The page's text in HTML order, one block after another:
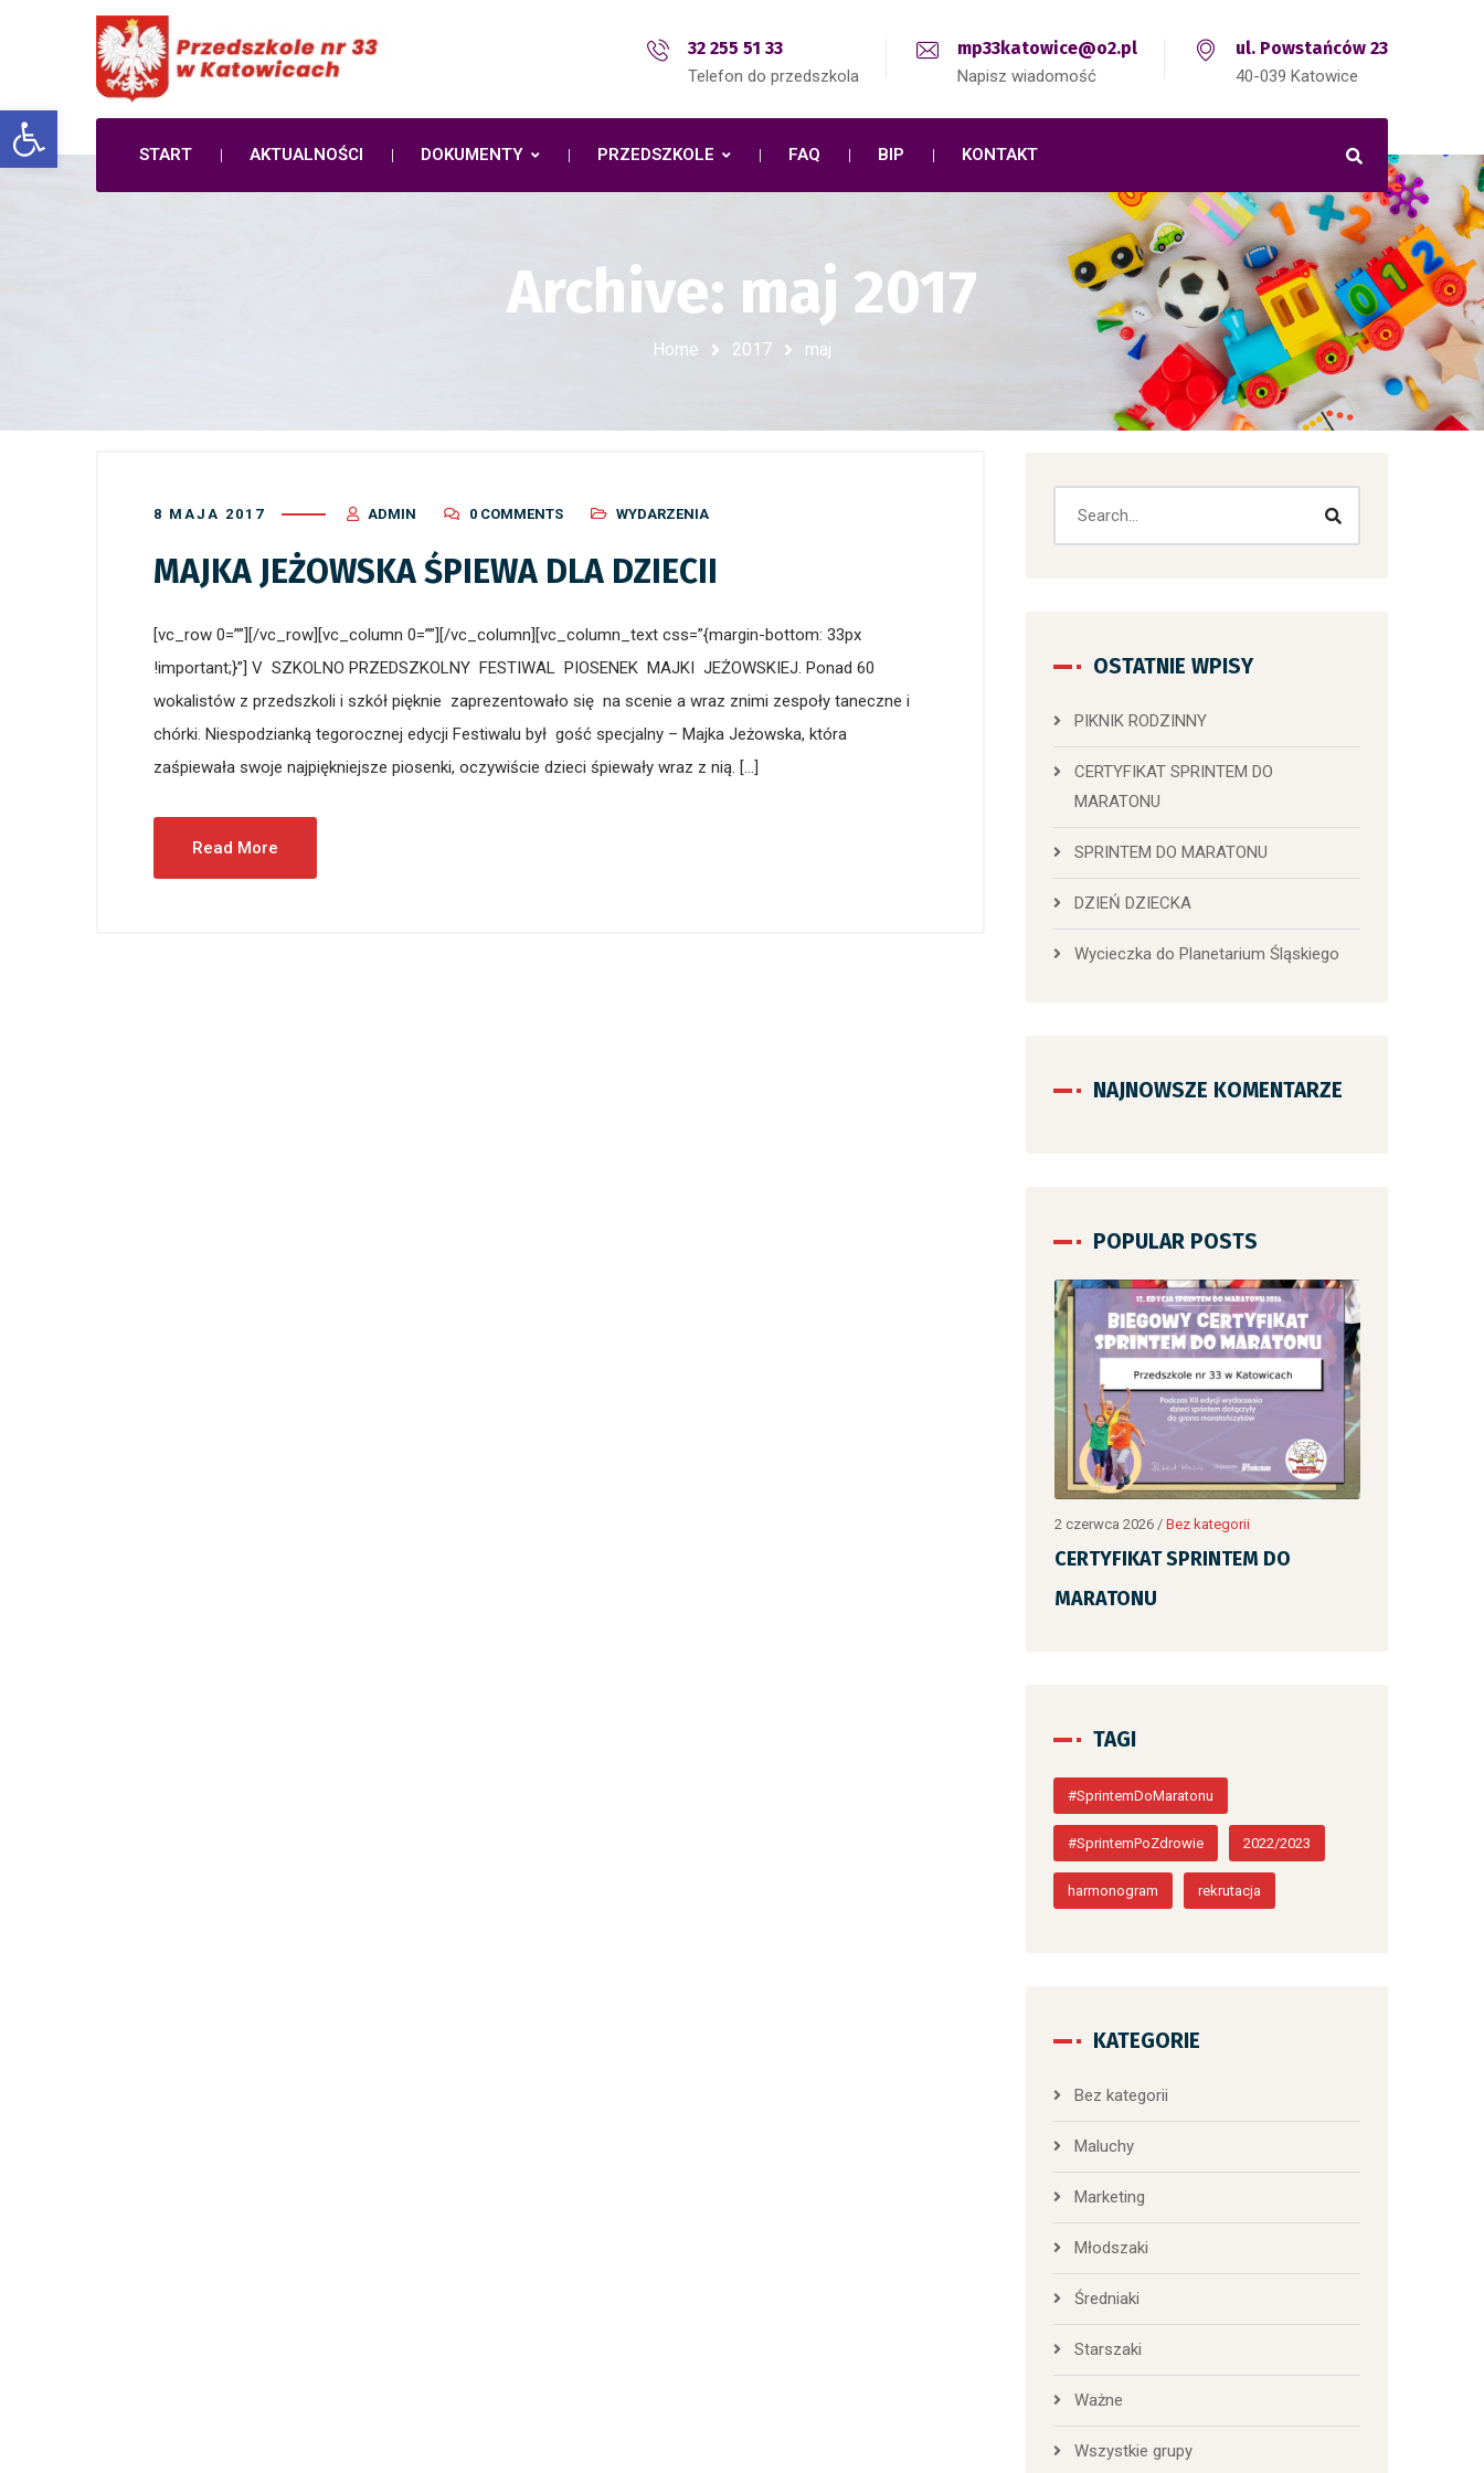
Open toolbar
32 255 51 33
Telefon do przedszkola
mp33katowice@o2.pl
Napisz wiadomość
ul. Powstańców 23
40-039 Katowice
START AKTUALNOŚCI DOKUMENTY PRZEDSZKOLE FAQ BIP KONTAKT
Archive: maj 2017
Home 2017 maj
8 MAJA 2017 ADMIN 0 COMMENTS WYDARZENIA
MAJKA JEŻOWSKA ŚPIEWA DLA DZIECII
[vc_row 0=””][/vc_row][vc_column 0=””][/vc_column][vc_column_text css=”{margin-bottom: 33px
!important;}”] V SZKOLNO PRZEDSZKOLNY FESTIWAL PIOSENEK MAJKI JEŻOWSKIEJ. Ponad 60
wokalistów z przedszkoli i szkół pięknie zaprezentowało się na scenie a wraz znimi zespoły taneczne i
chórki. Niespodzianką tegorocznej edycji Festiwalu był gość specjalny – Majka Jeżowska, która
zaśpiewała swoje najpiękniejsze piosenki, oczywiście dzieci śpiewały wraz z nią. […]
Read More
OSTATNIE WPISY
PIKNIK RODZINNY
CERTYFIKAT SPRINTEM DO
MARATONU
SPRINTEM DO MARATONU
DZIEŃ DZIECKA
Wycieczka do Planetarium Śląskiego
NAJNOWSZE KOMENTARZE
POPULAR POSTS
2 czerwca 2026/ Bez kategorii
CERTYFIKAT SPRINTEM DO
MARATONU
TAGI
#SprintemDoMaratonu
#SprintemPoZdrowie 2022/2023
harmonogram rekrutacja
KATEGORIE
Bez kategorii
Maluchy
Marketing
Młodszaki
Średniaki
Starszaki
Ważne
Wszystkie grupy